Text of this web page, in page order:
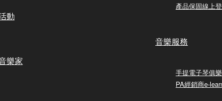
動
樂家
產品保固線上
音樂服務
手提電子琴俱
PA經銷商e-